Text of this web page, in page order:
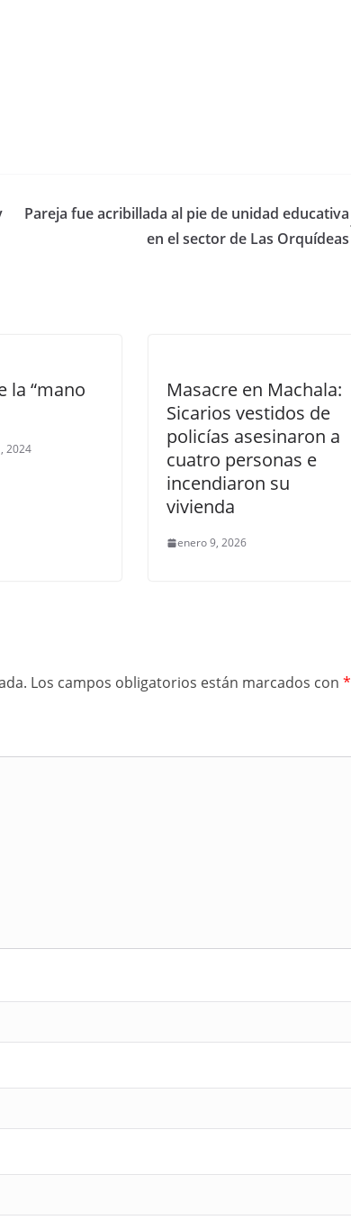
Pareja fue acribillada al pie de unidad educativa
en el sector de Las Orquídeas
la “mano
2024
Masacre en Machala:
Sicarios vestidos de
policías asesinaron a
cuatro personas e
incendiaron su
vivienda
enero 9, 2026
Los campos obligatorios están marcados con *